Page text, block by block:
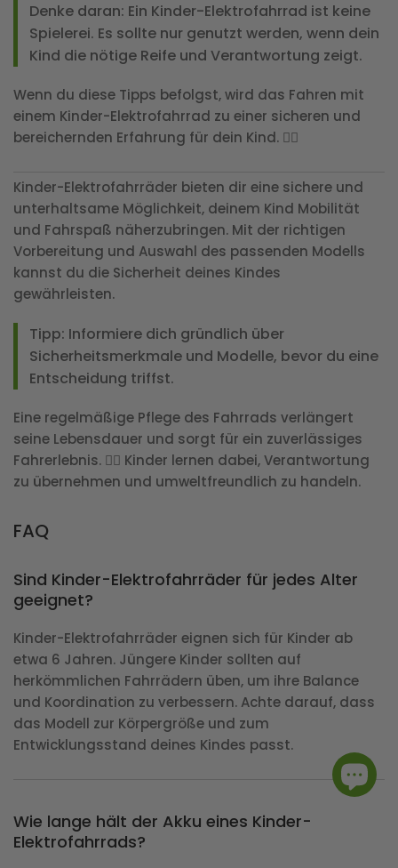
Denke daran: Ein Kinder-Elektrofahrrad ist keine
Spielerei. Es sollte nur genutzt werden, wenn dein
Kind die nötige Reife und Verantwortung zeigt.
Wenn du diese Tipps befolgst, wird das Fahren mit
einem Kinder-Elektrofahrrad zu einer sicheren und
bereichernden Erfahrung für dein Kind. 🚴‍♂️
Kinder-Elektrofahrräder bieten dir eine sichere und
unterhaltsame Möglichkeit, deinem Kind Mobilität
und Fahrspaß näherzubringen. Mit der richtigen
Vorbereitung und Auswahl des passenden Modells
kannst du die Sicherheit deines Kindes
gewährleisten.
Tipp: Informiere dich gründlich über
Sicherheitsmerkmale und Modelle, bevor du eine
Entscheidung triffst.
Eine regelmäßige Pflege des Fahrrads verlängert
seine Lebensdauer und sorgt für ein zuverlässiges
Fahrerlebnis. 🚴‍♀️ Kinder lernen dabei, Verantwortung
zu übernehmen und umweltfreundlich zu handeln.
FAQ
Sind Kinder-Elektrofahrräder für jedes Alter
geeignet?
Kinder-Elektrofahrräder eignen sich für Kinder ab
etwa 6 Jahren. Jüngere Kinder sollten auf
herkömmlichen Fahrrädern üben, um ihre Balance
und Koordination zu verbessern. Achte darauf, dass
das Modell zur Körpergröße und zum
Entwicklungsstand deines Kindes passt.
Wie lange hält der Akku eines Kinder-
Elektrofahrrads?